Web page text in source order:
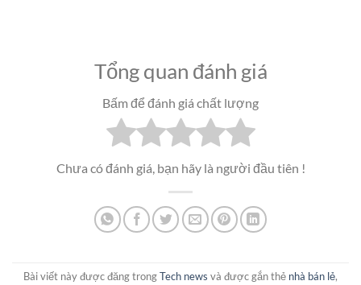
Tổng quan đánh giá
Bấm để đánh giá chất lượng
Chưa có đánh giá, bạn hãy là người đầu tiên !
Bài viết này được đăng trongTech news và được gắn thẻ nhà bán lẻ,